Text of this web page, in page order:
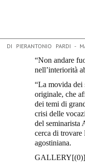
DI PIERANTONIO PARDI -
“Non andare
nell’interiorità
“La movida dei
originale, che
dei temi di
crisi delle
del seminarista
cerca di trovare
agostiniana.
GALLERY[(0)]